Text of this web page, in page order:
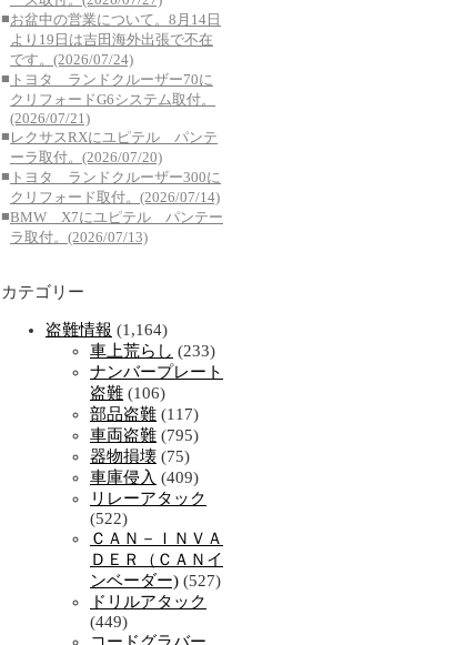
■お盆中の営業について。8月14日
より19日は吉田海外出張で不在
です。(2026/07/24)
■ トヨタ ランドクルーザー70に
クリフォードG6システム取付。
(2026/07/21)
■ レクサスRXにユピテル パンテ
ーラ取付。(2026/07/20)
■ トヨタ ランドクルーザー300に
クリフォード取付。(2026/07/14)
■BMW X7にユピテル パンテー
ラ取付。(2026/07/13)
カテゴリー
盗難情報 (1,164)
車上荒らし (233)
ナンバープレート
盗難 (106)
部品盗難 (117)
車両盗難 (795)
器物損壊 (75)
車庫侵入 (409)
リレーアタック
(522)
ＣＡＮ－ＩＮＶＡ
ＤＥＲ（ＣＡＮイ
ンベーダー) (527)
ドリルアタック
(449)